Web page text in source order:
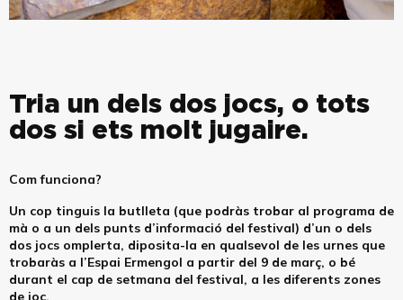
Tria un dels dos jocs, o tots
dos si ets molt jugaire.
Com funciona?
Un cop tinguis la butlleta (que podràs trobar al programa de
mà o a un dels punts d’informació del festival) d’un o dels
dos jocs omplerta, diposita-la en qualsevol de les urnes que
trobaràs a l’Espai Ermengol a partir del 9 de març, o bé
durant el cap de setmana del festival, a les diferents zones
de joc.